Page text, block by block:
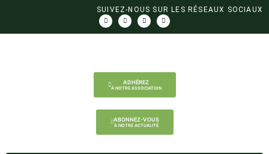
SUIVEZ-NOUS SUR LES RÉSEAUX SOCIAUX
ADHÉREZ
À NOTRE ASSOCIATION
ABONNEZ-VOUS
À NOTRE ACTUALITÉ